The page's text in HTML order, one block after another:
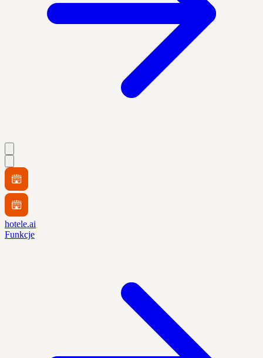
hotele.ai
Funkcje